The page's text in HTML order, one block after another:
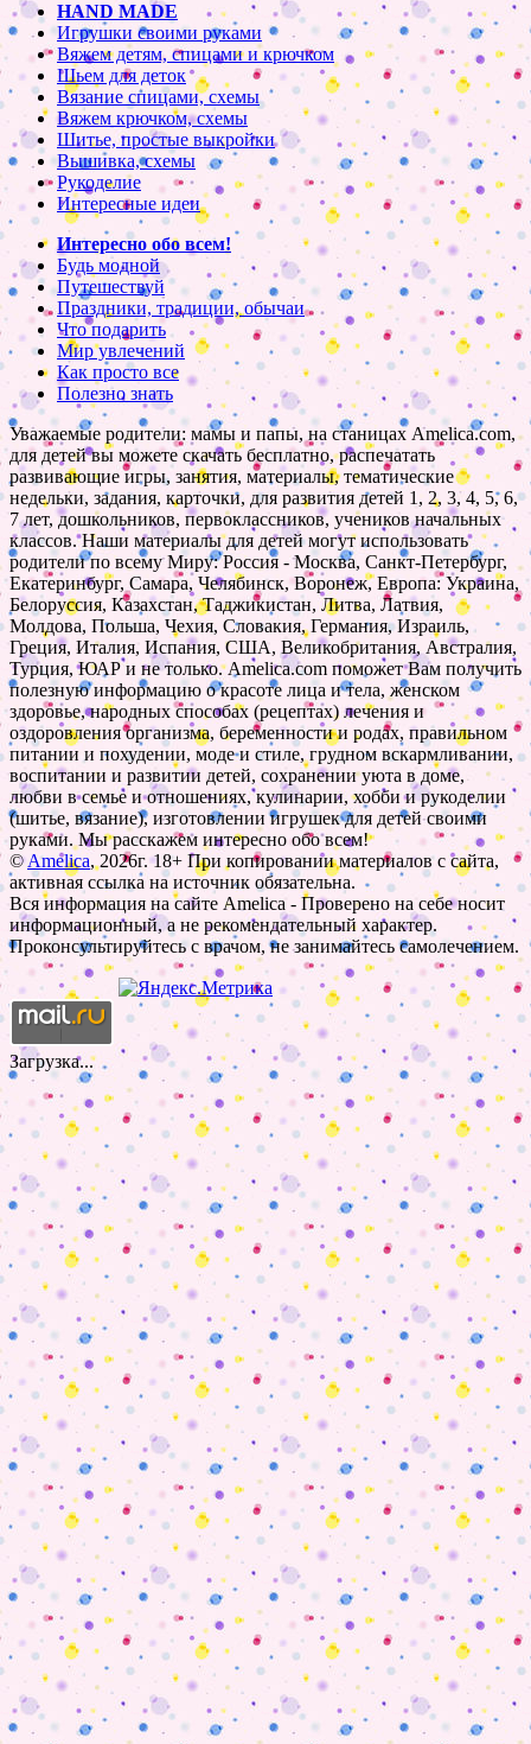
HAND MADE
Игрушки своими руками
Вяжем детям, спицами и крючком
Шьем для деток
Вязание спицами, схемы
Вяжем крючком, схемы
Шитье, простые выкройки
Вышивка, схемы
Рукоделие
Интересные идеи
Интересно обо всем!
Будь модной
Путешествуй
Праздники, традиции, обычаи
Что подарить
Мир увлечений
Как просто все
Полезно знать
Уважаемые родители: мамы и папы, на станицах Amelica.com,
для детей вы можете скачать бесплатно, распечатать
развивающие игры, занятия, материалы, тематические
недельки, задания, карточки, для развития детей 1, 2, 3, 4, 5, 6,
7 лет, дошкольников, первоклассников, учеников начальных
классов. Наши материалы для детей могут использовать
родители по всему Миру: Россия - Москва, Санкт-Петербург,
Екатеринбург, Самара, Челябинск, Воронеж, Европа: Украина,
Белоруссия, Казахстан, Таджикистан, Литва, Латвия,
Молдова, Польша, Чехия, Словакия, Германия, Израиль,
Греция, Италия, Испания, США, Великобритания, Австралия,
Турция, ЮАР и не только. Amelica.com поможет Вам получить
полезную информацию о красоте лица и тела, женском
здоровье, народных способах (рецептах) лечения и
оздоровления организма, беременности и родах, правильном
питании и похудении, моде и стиле, грудном вскармливании,
воспитании и развитии детей, сохранении уюта в доме,
любви в семье и отношениях, кулинарии, хобби и рукоделии
(шитье, вязание), изготовлении игрушек для детей своими
руками. Мы расскажем интересно обо всем!
©Amelica, 2026г. 18+ При копировании материалов с сайта,
активная ссылка на источник обязательна.
Вся информация на сайте Amelica - Проверено на себе носит
информационный, а не рекомендательный характер.
Проконсультируйтесь с врачом, не занимайтесь самолечением.
Загрузка...